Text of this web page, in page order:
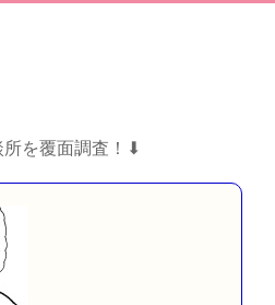
を覆面調査！⬇︎